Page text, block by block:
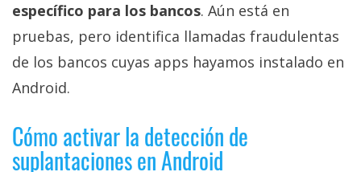
específico para los bancos. Aún está en
pruebas, pero identifica llamadas fraudulentas
de los bancos cuyas apps hayamos instalado en
Android.
Cómo activar la detección de
suplantaciones en Android